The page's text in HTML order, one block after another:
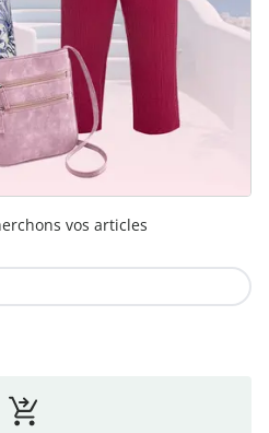
vos articles